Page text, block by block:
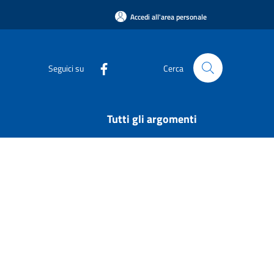
Accedi all'area personale
Seguici su Cerca
Tutti gli argomenti